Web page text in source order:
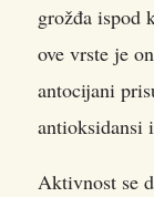
grožđa ispod
ove vrste je
antocijani
antioksidansi
Aktivnost se